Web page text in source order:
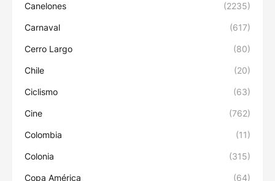
Canelones (2235)
Carnaval (617)
Cerro Largo (80)
Chile (20)
Ciclismo (63)
Cine (762)
Colombia (11)
Colonia (315)
Copa América (64)